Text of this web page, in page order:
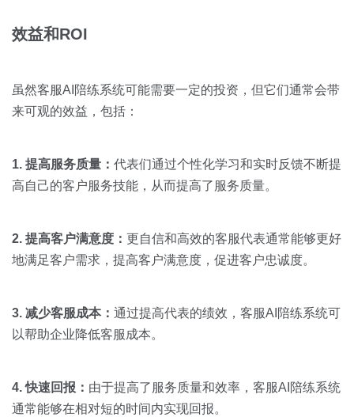
效益和ROI
虽然客服AI陪练系统可能需要一定的投资，但它们通常会带
来可观的效益，包括：
1. 提高服务质量： 代表们通过个性化学习和实时反馈不断提
高自己的客户服务技能，从而提高了服务质量。
2. 提高客户满意度： 更自信和高效的客服代表通常能够更好
地满足客户需求，提高客户满意度，促进客户忠诚度。
3. 减少客服成本： 通过提高代表的绩效，客服AI陪练系统可
以帮助企业降低客服成本。
4. 快速回报： 由于提高了服务质量和效率，客服AI陪练系统
通常能够在相对短的时间内实现回报。